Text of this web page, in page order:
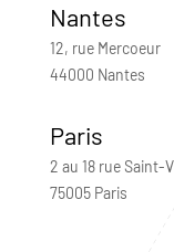
Nantes
12, rue Mercoeur
44000 Nantes
Paris
2 au 18 rue Saint-
75005 Paris